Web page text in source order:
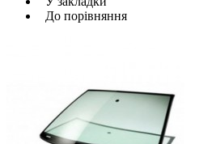
До порівняння